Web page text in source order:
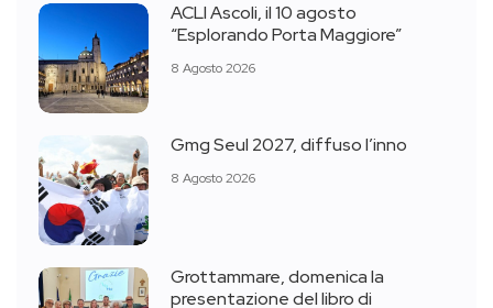
ACLI Ascoli, il 10 agosto
“Esplorando Porta Maggiore”
8 Agosto 2026
Gmg Seul 2027, diffuso l’inno
8 Agosto 2026
Grottammare, domenica la
presentazione del libro di